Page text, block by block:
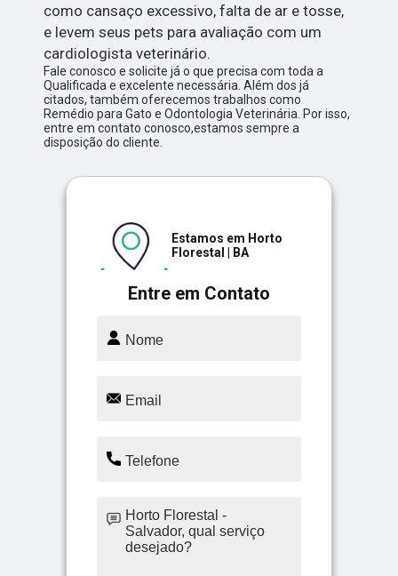
como cansaço excessivo, falta de ar e tosse,
e levem seus pets para avaliação com um
cardiologista veterinário.
Fale conosco e solicite já o que precisa com toda a
Qualificada e excelente necessária. Além dos já
citados, também oferecemos trabalhos como
Remédio para Gato e Odontologia Veterinária. Por isso,
entre em contato conosco,estamos sempre a
disposição do cliente.
Entre em Contato
Estamos em Horto
Florestal | BA